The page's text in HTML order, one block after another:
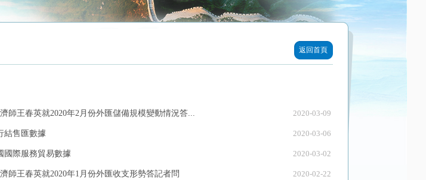
返回首頁
師王春英就2020年2月份外匯儲備規模變動情況答... 2020-03-09
結售匯數據 2020-03-06
國際服務貿易數據 2020-03-02
師王春英就2020年1月份外匯收支形勢答記者問 2020-02-22